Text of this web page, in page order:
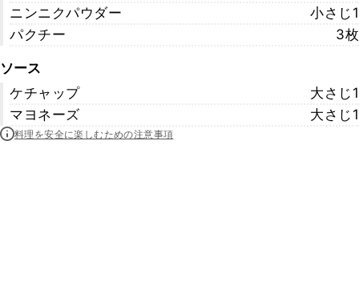
ニンニクパウダー
小さじ1
パクチー
3枚
ソース
ケチャップ
大さじ1
マヨネーズ
大さじ1
料理を安全に楽しむための注意事項